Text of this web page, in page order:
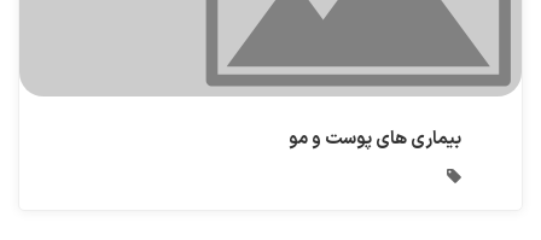
بیماری های پوست و مو